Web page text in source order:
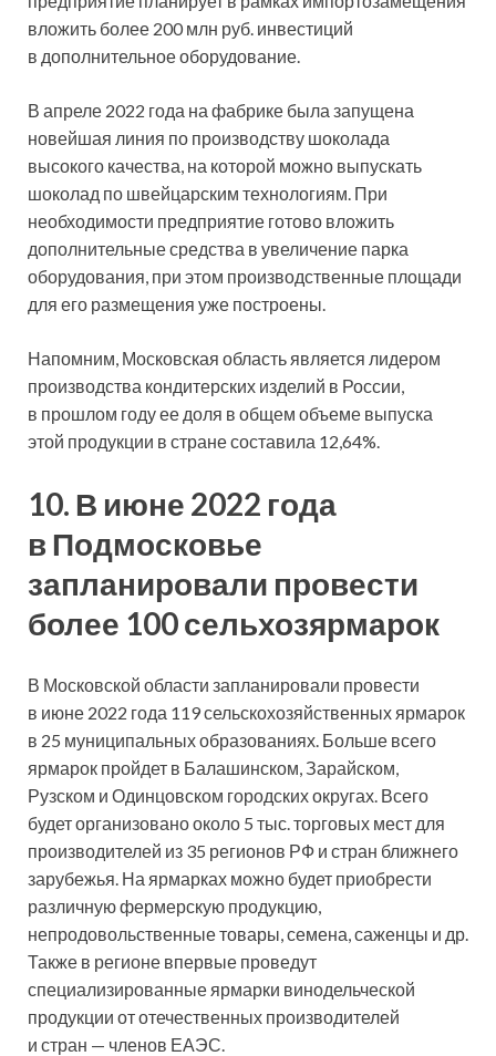
вложить более 200 млн руб. инвестиций
в дополнительное оборудование.
В апреле 2022 года на фабрике была запущена
новейшая линия по производству шоколада
высокого качества, на которой можно выпускать
шоколад по швейцарским технологиям. При
необходимости предприятие готово вложить
дополнительные средства в увеличение парка
оборудования, при этом производственные площади
для его размещения уже построены.
Напомним, Московская область является лидером
производства кондитерских изделий в России,
в прошлом году ее доля в общем объеме выпуска
этой продукции в стране составила 12,64%.
10. В июне 2022 года
в Подмосковье
запланировали провести
более 100 сельхозярмарок
В Московской области запланировали провести
в июне 2022 года 119 сельскохозяйственных ярмарок
в 25 муниципальных образованиях. Больше всего
ярмарок пройдет в Балашинском, Зарайском,
Рузском и Одинцовском городских округах. Всего
будет организовано около 5 тыс. торговых мест для
производителей из 35 регионов РФ и стран ближнего
зарубежья. На ярмарках можно будет приобрести
различную фермерскую продукцию,
непродовольственные товары, семена, саженцы и др.
Также в регионе впервые проведут
специализированные ярмарки винодельческой
продукции от отечественных производителей
и стран — членов ЕАЭС.